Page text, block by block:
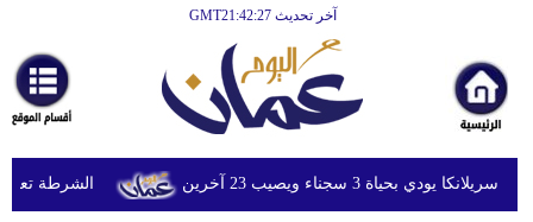
آخر تحديث GMT21:42:27
أخبارعاجلة
رياضة
ثقافة
الشرطة تعتقل بحياة 3 سجناء ويصيب 23 آخرين